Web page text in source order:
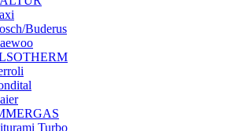
Buderus
Turbo